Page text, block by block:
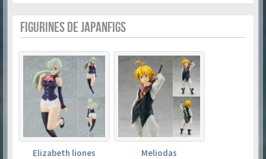
FIGURINES DE JAPANFIGS
Elizabeth liones Meliodas